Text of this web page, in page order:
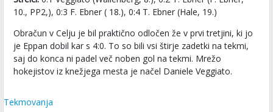
10., PP2,), 0:3 F. Ebner ( 18.), 0:4 T. Ebner (Hale, 19.)
Obračun v Celju je bil praktično odločen že v prvi tretjini, ki jo
je Eppan dobil kar s 4:0. To so bili vsi štirje zadetki na tekmi,
saj do konca ni padel več noben gol na tekmi. Mrežo
hokejistov iz knežjega mesta je načel Daniele Veggiato.
Tekmovanja